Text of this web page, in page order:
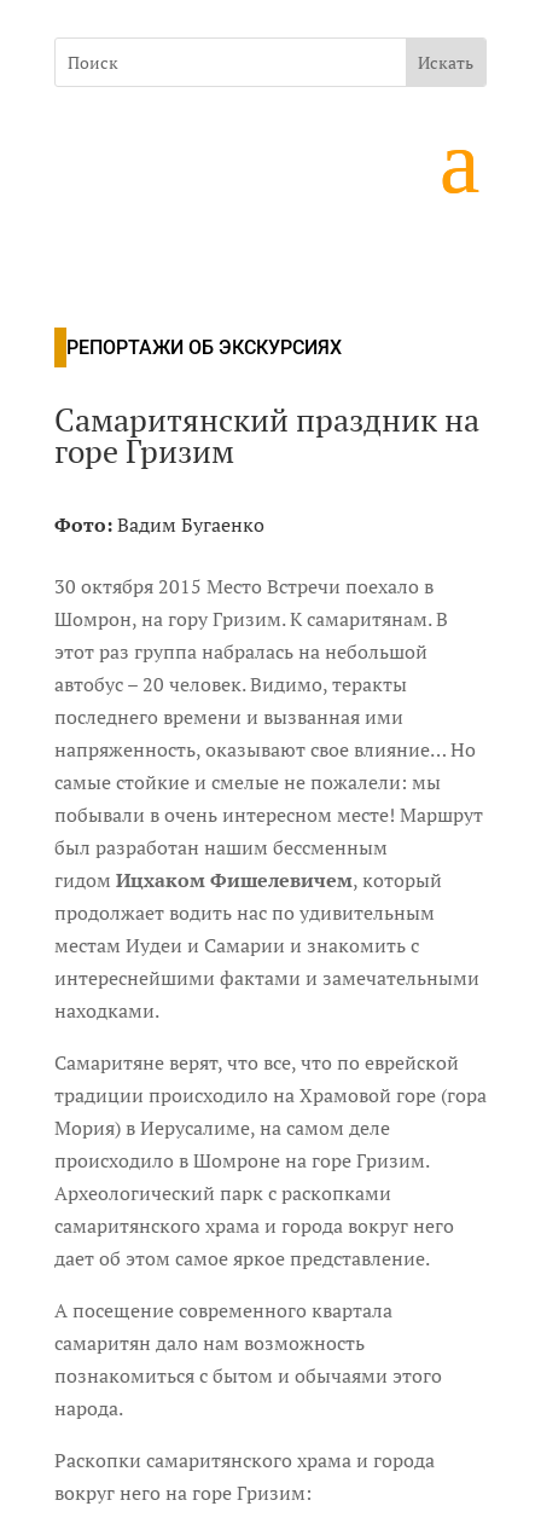
РЕПОРТАЖИ ОБ ЭКСКУРСИЯХ
Самаритянский праздник на
горе Гризим
Фото:Вадим Бугаенко
30 октября 2015 Место Встречи поехало в
Шомрон, на гору Гризим. К самаритянам. В
этот раз группа набралась на небольшой
автобус – 20 человек. Видимо, теракты
последнего времени и вызванная ими
напряженность, оказывают свое влияние… Но
самые стойкие и смелые не пожалели: мы
побывали в очень интересном месте! Маршрут
был разработан нашим бессменным
гидом Ицхаком Фишелевичем, который
продолжает водить нас по удивительным
местам Иудеи и Самарии и знакомить с
интереснейшими фактами и замечательными
находками.
Самаритяне верят, что все, что по еврейской
традиции происходило на Храмовой горе (гора
Мория) в Иерусалиме, на самом деле
происходило в Шомроне на горе Гризим.
Археологический парк с раскопками
самаритянского храма и города вокруг него
дает об этом самое яркое представление.
А посещение современного квартала
самаритян дало нам возможность
познакомиться с бытом и обычаями этого
народа.
Раскопки самаритянского храма и города
вокруг него на горе Гризим: